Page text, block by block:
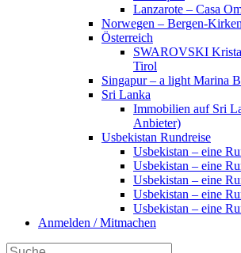
Lanzarote – Casa
Norwegen – Bergen-
Österreich
SWAROVSKI
Tirol
Singapur – a light Marina
Sri Lanka
Immobilien auf Sri
Anbieter)
Usbekistan Rundreise
Usbekistan – eine
Usbekistan – eine
Usbekistan – eine
Usbekistan – eine
Usbekistan – eine
Anmelden / Mitmachen